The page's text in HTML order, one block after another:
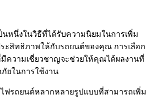
นหนึ่งในวิธีที่ได้รับความนิยมในการเพิ่ม
ะสิทธิภาพให้กับรถยนต์ของคุณ การเลือก
ความเชี่ยวชาญจะช่วยให้คุณได้ผลงานที่
ยในการใช้งาน
ฟรถยนต์หลากหลายรูปแบบที่สามารถเพิ่ม